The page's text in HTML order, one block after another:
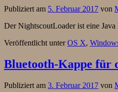
Publiziert am 5. Februar 2017 von
Der NightscoutLoader ist eine
Veröffentlicht unter OS X,
Bluetooth-Kappe für
Publiziert am 3. Februar 2017 von